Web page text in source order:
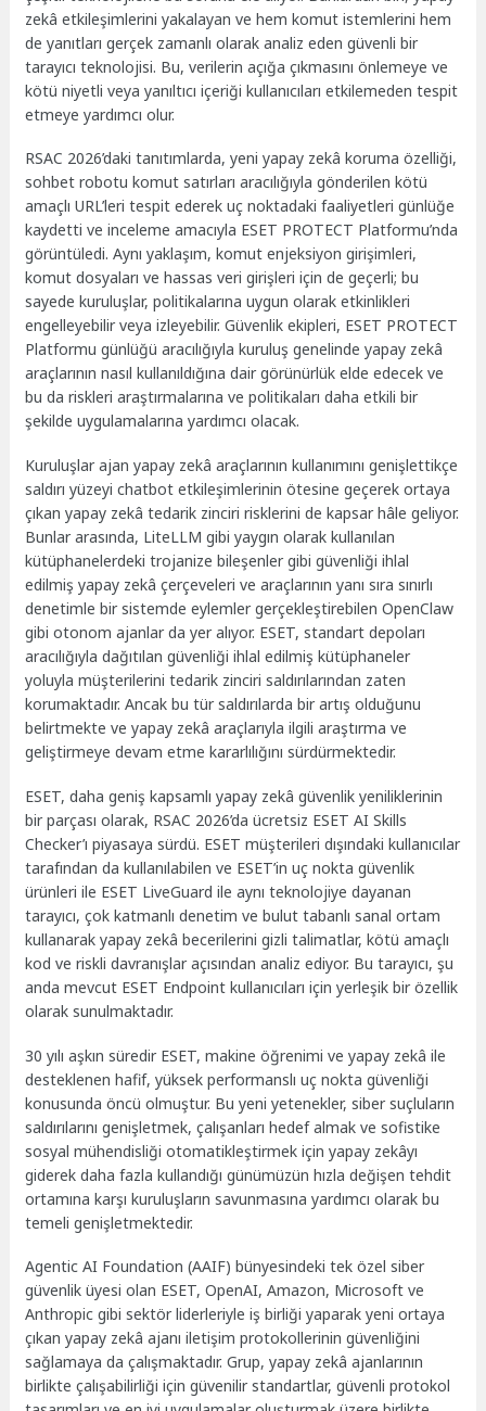
zekâ etkileşimlerini yakalayan ve hem komut istemlerini hem
de yanıtları gerçek zamanlı olarak analiz eden güvenli bir
tarayıcı teknolojisi. Bu, verilerin açığa çıkmasını önlemeye ve
kötü niyetli veya yanıltıcı içeriği kullanıcıları etkilemeden tespit
etmeye yardımcı olur.
RSAC 2026’daki tanıtımlarda, yeni yapay zekâ koruma özelliği,
sohbet robotu komut satırları aracılığıyla gönderilen kötü
amaçlı URL’leri tespit ederek uç noktadaki faaliyetleri günlüğe
kaydetti ve inceleme amacıyla ESET PROTECT Platformu’nda
görüntüledi. Aynı yaklaşım, komut enjeksiyon girişimleri,
komut dosyaları ve hassas veri girişleri için de geçerli; bu
sayede kuruluşlar, politikalarına uygun olarak etkinlikleri
engelleyebilir veya izleyebilir. Güvenlik ekipleri, ESET PROTECT
Platformu günlüğü aracılığıyla kuruluş genelinde yapay zekâ
araçlarının nasıl kullanıldığına dair görünürlük elde edecek ve
bu da riskleri araştırmalarına ve politikaları daha etkili bir
şekilde uygulamalarına yardımcı olacak.
Kuruluşlar ajan yapay zekâ araçlarının kullanımını genişlettikçe
saldırı yüzeyi chatbot etkileşimlerinin ötesine geçerek ortaya
çıkan yapay zekâ tedarik zinciri risklerini de kapsar hâle geliyor.
Bunlar arasında, LiteLLM gibi yaygın olarak kullanılan
kütüphanelerdeki trojanize bileşenler gibi güvenliği ihlal
edilmiş yapay zekâ çerçeveleri ve araçlarının yanı sıra sınırlı
denetimle bir sistemde eylemler gerçekleştirebilen OpenClaw
gibi otonom ajanlar da yer alıyor. ESET, standart depoları
aracılığıyla dağıtılan güvenliği ihlal edilmiş kütüphaneler
yoluyla müşterilerini tedarik zinciri saldırılarından zaten
korumaktadır. Ancak bu tür saldırılarda bir artış olduğunu
belirtmekte ve yapay zekâ araçlarıyla ilgili araştırma ve
geliştirmeye devam etme kararlılığını sürdürmektedir.
ESET, daha geniş kapsamlı yapay zekâ güvenlik yeniliklerinin
bir parçası olarak, RSAC 2026’da ücretsiz ESET AI Skills
Checker’ı piyasaya sürdü. ESET müşterileri dışındaki kullanıcılar
tarafından da kullanılabilen ve ESET’in uç nokta güvenlik
ürünleri ile ESET LiveGuard ile aynı teknolojiye dayanan
tarayıcı, çok katmanlı denetim ve bulut tabanlı sanal ortam
kullanarak yapay zekâ becerilerini gizli talimatlar, kötü amaçlı
kod ve riskli davranışlar açısından analiz ediyor. Bu tarayıcı, şu
anda mevcut ESET Endpoint kullanıcıları için yerleşik bir özellik
olarak sunulmaktadır.
30 yılı aşkın süredir ESET, makine öğrenimi ve yapay zekâ ile
desteklenen hafif, yüksek performanslı uç nokta güvenliği
konusunda öncü olmuştur. Bu yeni yetenekler, siber suçluların
saldırılarını genişletmek, çalışanları hedef almak ve sofistike
sosyal mühendisliği otomatikleştirmek için yapay zekâyı
giderek daha fazla kullandığı günümüzün hızla değişen tehdit
ortamına karşı kuruluşların savunmasına yardımcı olarak bu
temeli genişletmektedir.
Agentic AI Foundation (AAIF) bünyesindeki tek özel siber
güvenlik üyesi olan ESET, OpenAI, Amazon, Microsoft ve
Anthropic gibi sektör liderleriyle iş birliği yaparak yeni ortaya
çıkan yapay zekâ ajanı iletişim protokollerinin güvenliğini
sağlamaya da çalışmaktadır. Grup, yapay zekâ ajanlarının
birlikte çalışabilirliği için güvenilir standartlar, güvenli protokol